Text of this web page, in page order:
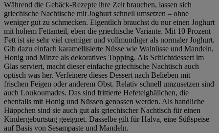
Während die Gebäck-Rezepte ihre Zeit brauchen, lassen sich
griechische Nachtische mit Joghurt schnell umsetzen – ohne
weniger gut zu schmecken. Eigentlich brauchst du nur einen Joghurt
mit hohem Fettanteil, eben die griechische Variante. Mit 10 Prozent
Fett ist sie sehr viel cremiger und vollmundiger als normaler Joghurt.
Gib dazu einfach karamellisierte Nüsse wie Walnüsse und Mandeln,
Honig und Minze als dekoratives Topping. Als Schichtdessert im
Glas serviert, macht dieser einfache griechische Nachtisch auch
optisch was her. Verfeinere dieses Dessert nach Belieben mit
frischen Feigen oder anderem Obst. Relativ schnell umzusetzen sind
auch Loukoumades. Das sind frittierte Hefeteigbällchen, die
ebenfalls mit Honig und Nüssen genossen werden. Als handliche
Häppchen sind sie auch gut als griechischer Nachtisch für einen
Kindergeburtstag geeignet. Dasselbe gilt für Halva, eine Süßspeise
auf Basis von Sesampaste und Mandeln.